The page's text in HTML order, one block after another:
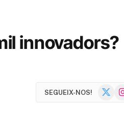
innovadors?
SEGUEIX-NOS!
X